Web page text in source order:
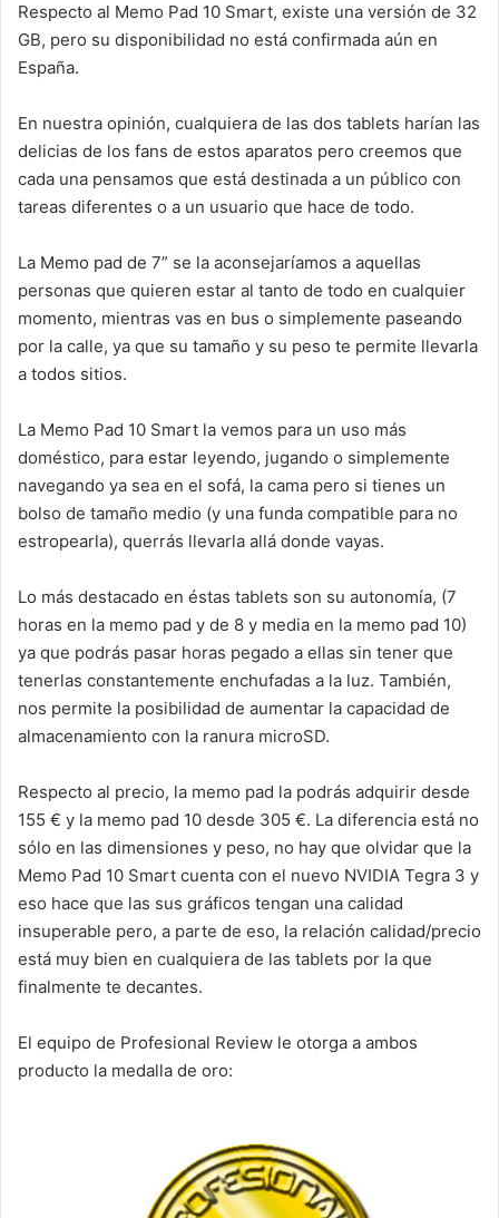
Respecto al Memo Pad 10 Smart, existe una versión de 32
GB, pero su disponibilidad no está confirmada aún en
España.
En nuestra opinión, cualquiera de las dos tablets harían las
delicias de los fans de estos aparatos pero creemos que
cada una pensamos que está destinada a un público con
tareas diferentes o a un usuario que hace de todo.
La Memo pad de 7” se la aconsejaríamos a aquellas
personas que quieren estar al tanto de todo en cualquier
momento, mientras vas en bus o simplemente paseando
por la calle, ya que su tamaño y su peso te permite llevarla
a todos sitios.
La Memo Pad 10 Smart la vemos para un uso más
doméstico, para estar leyendo, jugando o simplemente
navegando ya sea en el sofá, la cama pero si tienes un
bolso de tamaño medio (y una funda compatible para no
estropearla), querrás llevarla allá donde vayas.
Lo más destacado en éstas tablets son su autonomía, (7
horas en la memo pad y de 8 y media en la memo pad 10)
ya que podrás pasar horas pegado a ellas sin tener que
tenerlas constantemente enchufadas a la luz. También,
nos permite la posibilidad de aumentar la capacidad de
almacenamiento con la ranura microSD.
Respecto al precio, la memo pad la podrás adquirir desde
155 € y la memo pad 10 desde 305 €. La diferencia está no
sólo en las dimensiones y peso, no hay que olvidar que la
Memo Pad 10 Smart cuenta con el nuevo NVIDIA Tegra 3 y
eso hace que las sus gráficos tengan una calidad
insuperable pero, a parte de eso, la relación calidad/precio
está muy bien en cualquiera de las tablets por la que
finalmente te decantes.
El equipo de Profesional Review le otorga a ambos
producto la medalla de oro: